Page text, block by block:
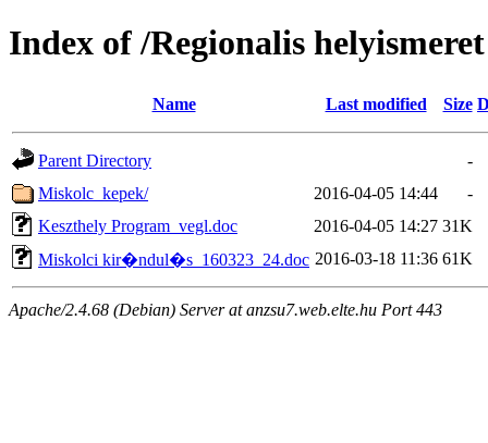
Index of /Regionalis helyismeret
Name Last modified Size
Parent Directory
-
Miskolc_kepek/
2016-04-05 14:44
-
Keszthely Program_vegl.doc
2016-04-05 14:27 31K
Miskolci kir�ndul�s_160323_24.doc 2016-03-18 11:36 61K
Apache/2.4.68 (Debian) Server at anzsu7.web.elte.hu Port 443